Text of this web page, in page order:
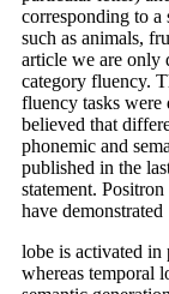
corresponding to a
such as animals,
article we are only
category fluency.
fluency tasks were
believed that
phonemic and
published in the
statement.
have
lobe is activated in
whereas temporal